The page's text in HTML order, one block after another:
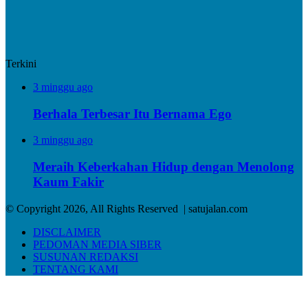
Terkini
3 minggu ago
Berhala Terbesar Itu Bernama Ego
3 minggu ago
Meraih Keberkahan Hidup dengan Menolong
Kaum Fakir
© Copyright 2026, All Rights Reserved | satujalan.com
DISCLAIMER
PEDOMAN MEDIA SIBER
SUSUNAN REDAKSI
TENTANG KAMI